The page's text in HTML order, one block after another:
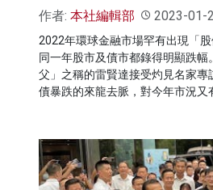
作者: 本社編輯部 2023-01-
2022年環球金融市場罕有出現「
同一年股市及債市都錄得明顯跌幅
父」之稱的雷賢達接受灼見名家專
債暴跌的來龍去脈，對今年市況又